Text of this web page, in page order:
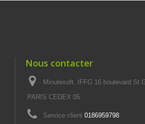
Nous contacter
Minutesoft, IFFG 16 boulevard St
PARIS CEDEX 05
Service client 0186959798